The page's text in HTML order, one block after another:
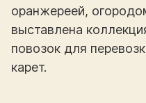
оранжереей,
выставлена
повозок для
карет.